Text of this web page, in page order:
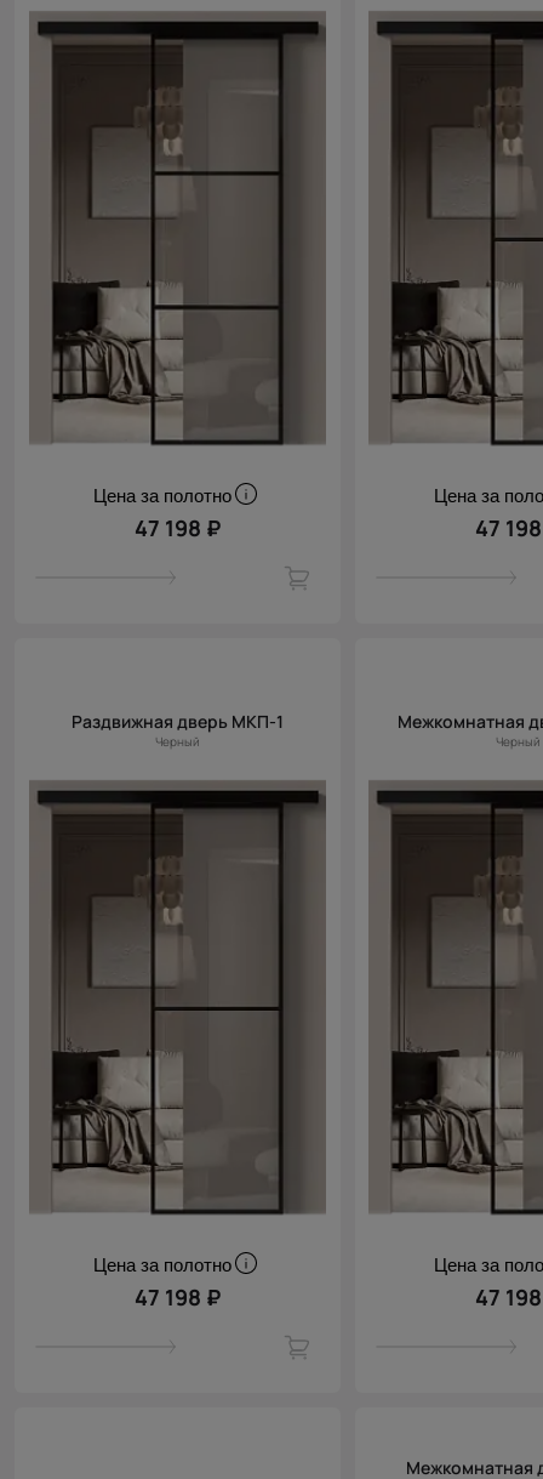
Цена за полотно
47 198 ₽
Цена за
47
Раздвижная дверь МКП-1
Черный
Цена за полотно
47 198 ₽
Межкомнатная
Черный
Цена за
47
Межкомнатная